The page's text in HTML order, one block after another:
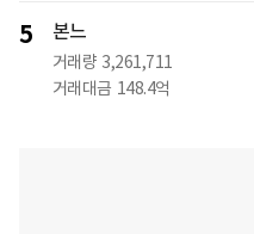
5 본느
거래량 3,261,711
거래대금 148.4억